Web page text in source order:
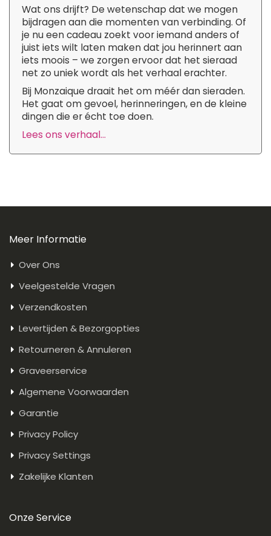
Wat ons drijft? De wetenschap dat we mogen
bijdragen aan die momenten van verbinding. Of
je nu een cadeau zoekt voor iemand anders of
juist iets wilt laten maken dat jou herinnert aan
iets moois – we zorgen ervoor dat het sieraad
net zo uniek wordt als het verhaal erachter.
Bij Monzaique draait het om méér dan sieraden.
Het gaat om gevoel, herinneringen, en de kleine
dingen die er écht toe doen.
Lees ons verhaal...
Meer Informatie
Over Ons
Veelgestelde Vragen
Verzendkosten
Levertijden & Bezorgopties
Retourneren & Annuleren
Graveerservice
Algemene Voorwaarden
Garantie
Privacy Policy
Privacy Settings
Zakelijke Klanten
Onze Service